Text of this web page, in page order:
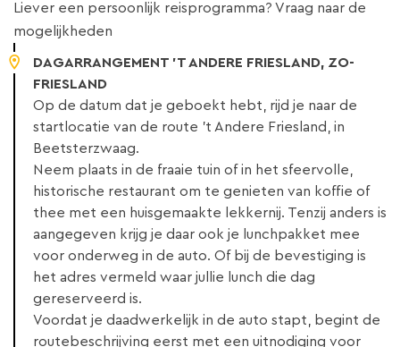
Liever een persoonlijk reisprogramma? Vraag naar de
mogelijkheden
DAGARRANGEMENT 'T ANDERE FRIESLAND, ZO-
FRIESLAND
Op de datum dat je geboekt hebt, rijd je naar de
startlocatie van de route 't Andere Friesland, in
Beetsterzwaag.
Neem plaats in de fraaie tuin of in het sfeervolle,
historische restaurant om te genieten van koffie of
thee met een huisgemaakte lekkernij. Tenzij anders is
aangegeven krijg je daar ook je lunchpakket mee
voor onderweg in de auto. Of bij de bevestiging is
het adres vermeld waar jullie lunch die dag
gereserveerd is.
Voordat je daadwerkelijk in de auto stapt, begint de
routebeschrijving eerst met een uitnodiging voor